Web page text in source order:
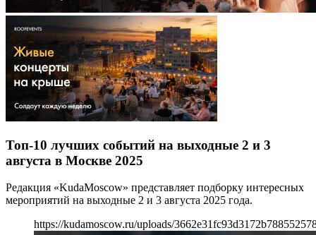
Топ-10 лучших событий на выходные 2 и 3
августа в Москве 2025
Редакция «KudaMoscow» представляет подборку интересных
мероприятий на выходные 2 и 3 августа 2025 года.
https://kudamoscow.ru/uploads/